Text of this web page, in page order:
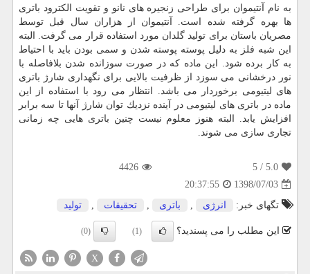
به نام آنتیموان برای طراحی زنجیره های نانو و تقویت الكترود باتری
ها بهره گرفته شده است. آنتیموان از هزاران سال قبل توسط
مصریان باستان برای تولید گلدان مورد استفاده قرار می گرفت. البته
این شبه فلز به دلیل پوسته پوسته شدن و سمی بودن باید با احتیاط
به كار برده شود. این ماده كه در صورت سوزانده شدن بلافاصله با
نور درخشانی می سوزد از ظرفیت بالایی برای نگهداری شارژ باتری
های لیتیومی برخوردار می باشد. انتظار می رود با استفاده از این
ماده در باتری های لیتیومی در آینده نزدیك توان شارژ آنها تا سه برابر
افزایش یابد. البته هنوز معلوم نیست چنین باتری هایی چه زمانی
تجاری سازی می شوند.
5.0
/ 5
4426
1398/07/03
20:37:55
تگهای خبر:
انرژی , باتری , تحقیقات , تولید
این مطلب را می پسندید؟ (1)
(0)
X